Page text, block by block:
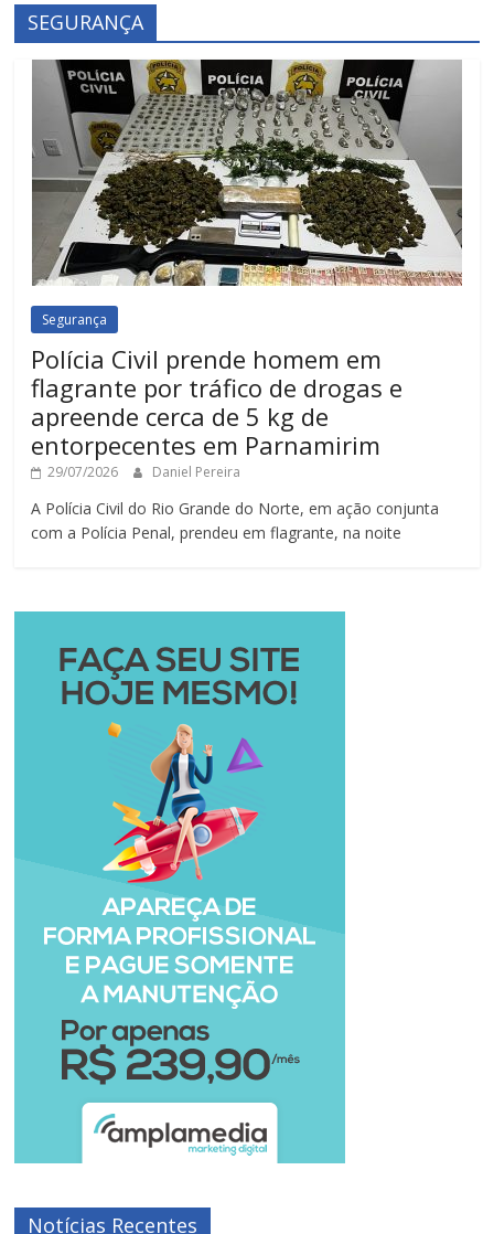
SEGURANÇA
Segurança
Polícia Civil prende homem em
flagrante por tráfico de drogas e
apreende cerca de 5 kg de
entorpecentes em Parnamirim
29/07/2026 Daniel Pereira
A Polícia Civil do Rio Grande do Norte, em ação conjunta
com a Polícia Penal, prendeu em flagrante, na noite
Notícias Recentes